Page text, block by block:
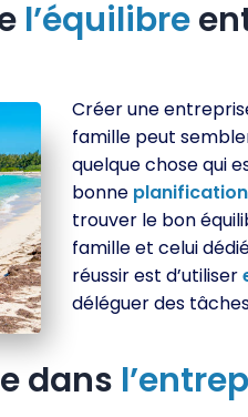
l’équilibre
Créer une
famille peut
quelque chose qui
bonne planification
trouver le bon
famille et celui
réussir est d’utiliser
déléguer des
dans